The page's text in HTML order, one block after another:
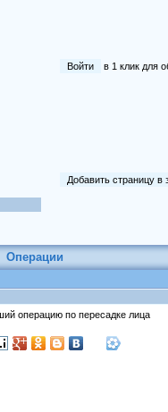
Войти в 1 клик для
Добавить страницу в
Операции
операцию по пересадке лица